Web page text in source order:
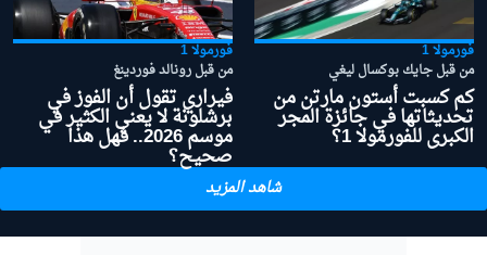
فورمولا 1
من قبل جايك بوكسال ليغي
كم كسبت أستون مارتن من
تحديثاتها في جائزة المجر
الكبرى للفورمولا 1؟
فورمولا 1
من قبل رونالد فوردينغ
فيراري تقول أن الفوز في
برشلونة لا يعني الكثير في
موسم 2026.. فهل هذا
صحيح؟
شاهد المزيد